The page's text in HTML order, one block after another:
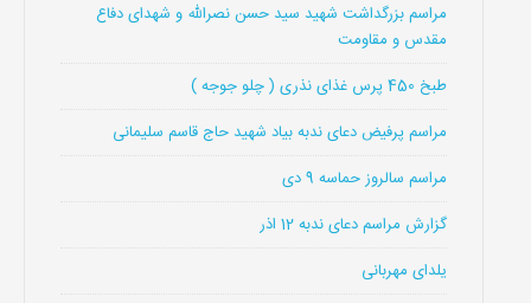
مراسم بزرگداشت شهید سید حسن نصرالله و شهدای دفاع
مقدس و مقاومت
طبخ 450 پرس غذای نذری ( چلو جوجه )
مراسم پرفیض دعای ندبه بیاد شهید حاج قاسم سلیمانی
مراسم سالروز حماسه 9 دی
گزارش مراسم دعای ندبه 12 اذر
یلدای مهربانی